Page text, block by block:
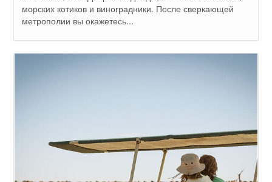
морских котиков и виноградники. После сверкающей
метрополии вы окажетесь...